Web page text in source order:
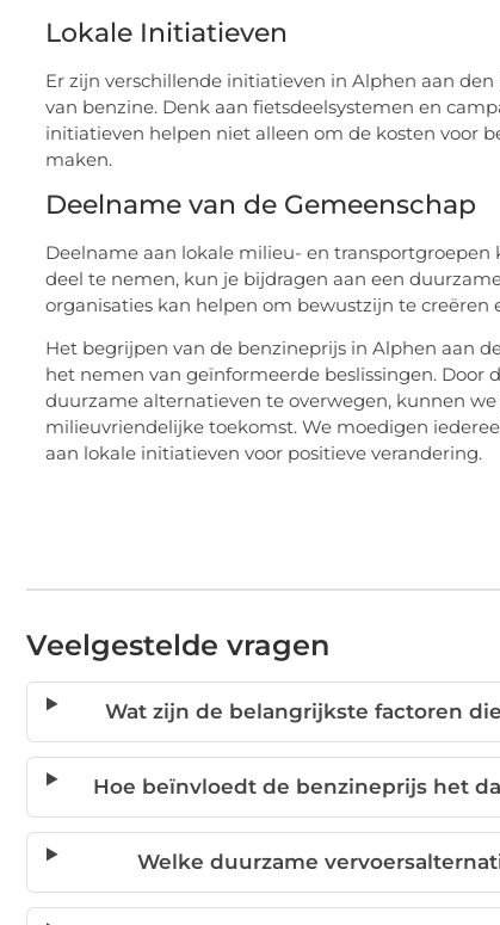
Lokale Initiatieven
Er zijn verschillende initiatieven in Alphen aan
van benzine. Denk aan fietsdeelsystemen en
initiatieven helpen niet alleen om de kosten voor
maken.
Deelname van de Gemeenschap
Deelname aan lokale milieu- en
deel te nemen, kun je bijdragen aan een
organisaties kan helpen om bewustzijn te
Het begrijpen van de benzineprijs in Alphen aan
het nemen van geïnformeerde beslissingen. Door
duurzame alternatieven te overwegen, kunnen
milieuvriendelijke toekomst. We moedigen
aan lokale initiatieven voor positieve verandering.
Veelgestelde vragen
Wat zijn de belangrijkste factoren
Hoe beïnvloedt de benzineprijs het
Welke duurzame